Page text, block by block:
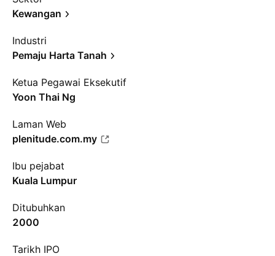
Kewangan
Industri
Pemaju Harta Tanah
Ketua Pegawai Eksekutif
Yoon Thai Ng
Laman Web
plenitude.com.my
Ibu pejabat
Kuala Lumpur
Ditubuhkan
2000
Tarikh IPO